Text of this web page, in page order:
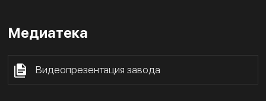
Медиатека
Видеопрезентация завода